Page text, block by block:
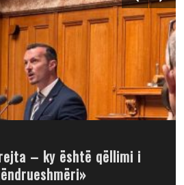
– ky është qëllimi i